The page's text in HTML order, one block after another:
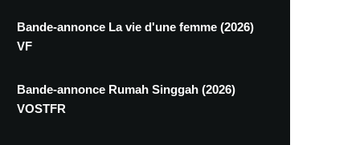
Bande-annonce La vie d'une femme (2026)
VF
Bande-annonce Rumah Singgah (2026)
VOSTFR